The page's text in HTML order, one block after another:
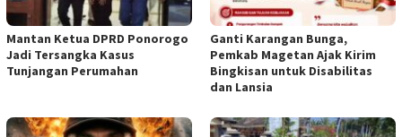
Mantan Ketua DPRD Ponorogo
Jadi Tersangka Kasus
Tunjangan Perumahan
Ganti Karangan Bunga,
Pemkab Magetan Ajak Kirim
Bingkisan untuk Disabilitas
dan Lansia